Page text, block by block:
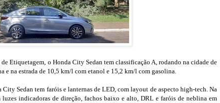
Etiquetagem, o Honda City Sedan tem classificação A, rodando na cidade de
e na estrada de 10,5 km/l com etanol e 15,2 km/l com gasolina.
Sedan tem faróis e lanternas de LED, com layout de aspecto high-tech. Na
indicadoras de direção, fachos baixo e alto, DRL e faróis de neblina em